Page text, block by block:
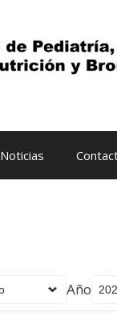
Noticias
Año